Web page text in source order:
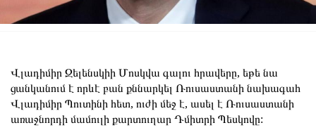
Վլադիմիր Զելենսկիի Մոսկվա գալու հրավերը, եթե նա
ցանկանում է որևէ բան քննարկել Ռուսաստանի նախագահ
Վլադիմիր Պուտինի հետ, ուժի մեջ է, ասել է Ռուսաստանի
առաջնորդի մամուլի քարտուղար Դմիտրի Պեսկովը: